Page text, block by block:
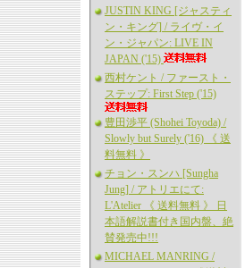
JUSTIN KING [ジャスティ
ン・キング] / ライヴ・イ
ン・ジャパン: LIVE IN
JAPAN ('15)
西村ケント / ファースト・
ステップ: First Step ('15)
豊田渉平 (Shohei Toyoda) /
Slowly but Surely ('16) 《 送
料無料 》
チョン・スンハ [Sungha
Jung] / アトリエにて:
L'Atelier 《 送料無料 》 日
本語解説書付き国内盤、絶
賛発売中!!!
MICHAEL MANRING /